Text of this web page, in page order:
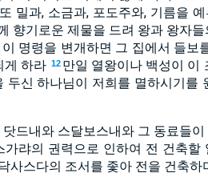
밀과, 소금과, 포도주와, 기름을
향기로운 제물을 드려 왕과 왕자
명령을 변개하면 그 집에서 들보
게 하라 12 만일 열왕이나 백성이 이
신 하나님이 저희를 멸하시기를
드내와 스달보스내와 그 동료들
랴의 권력으로 인하여 전 건축
사스다의 조서를 좇아 전을 건축하